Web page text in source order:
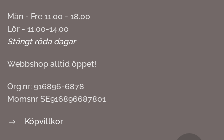
Mån - Fre 11.00 - 18.00
Lör - 11.00-14.00
Stängt röda dagar
Webbshop alltid öppet!
Org.nr: 916896-6878
Momsnr SE916896687801
Köpvillkor